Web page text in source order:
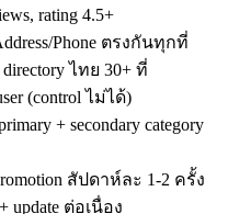
rating 4.5+
Phone ตรงกันทุกที่
ไทย 30+ ที่
(control ไม่ได้)
+ secondary category
สัปดาห์ละ 1-2 ครั้ง
update ต่อเนื่อง